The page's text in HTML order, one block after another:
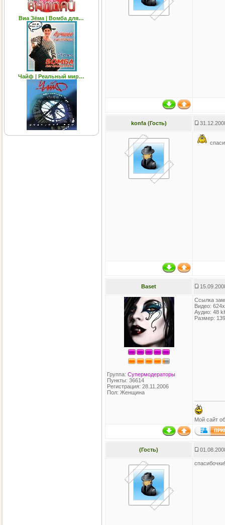
Виа Зёма | Вомба для…
Чайф | Реальный мир…
konfa (Гость)
Baset
Группа: Супермодераторы
Пункты: 36614
Регистрация: 28.11.2006
Пол: Женщина
Ссылка
Видео:
Аудио: 48
Размер:
Мой сайт
(Гость)